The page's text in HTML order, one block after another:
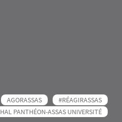
AGORASSAS
#RÉAGIRASSAS
HAL PANTHÉON-ASSAS UNIVERSITÉ